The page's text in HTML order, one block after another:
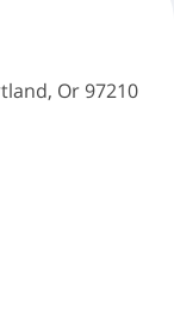
Or 97210